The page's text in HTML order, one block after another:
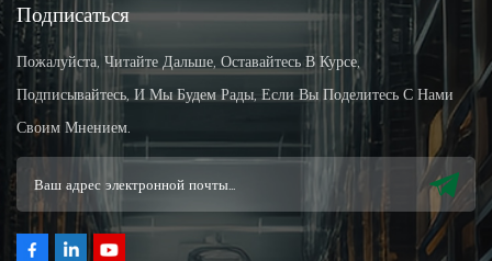
Подписаться
Пожалуйста, Читайте Дальше, Оставайтесь В Курсе,
Подписывайтесь, И Мы Будем Рады, Если Вы Поделитесь С Нами
Своим Мнением.